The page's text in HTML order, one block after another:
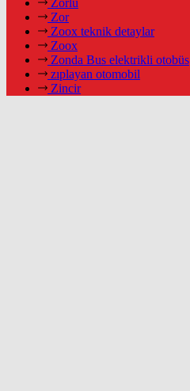
Zorlu
Zor
Zoox teknik detaylar
Zoox
Zonda Bus elektrikli otobüs
zıplayan otomobil
Zincir